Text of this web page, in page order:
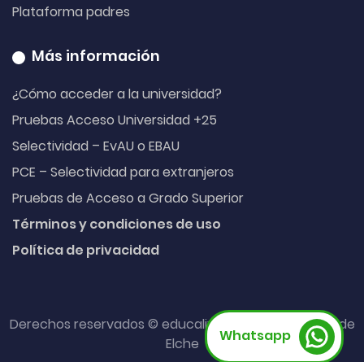
Whatsapp
Plataforma padres
Más información
¿Cómo acceder a la universidad?
Pruebas Acceso Universidad +25
Selectividad – EvAU o EBAU
PCE – Selectividad para extranjeros
Pruebas de Acceso a Grado Superior
Términos y condiciones de uso
Política de privacidad
Derechos reservados © educalive. Hecho con
desde
Elche